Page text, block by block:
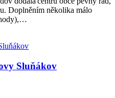
Doplněním několika málo
Sluňákov